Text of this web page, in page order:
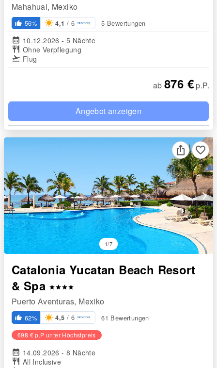
Mahahual, Mexiko
thumb_up_alt 56% 4,1 / 6 5 Bewertungen
calendar_month 10.12.2026 - 5 Nächte
restaurant Ohne Verpflegung
flight_takeoff Flug
ab 876 € p.P.
Angebot anzeigen
arrow_forward_ios
1/7
favorite_border
Catalonia Yucatan Beach Resort
& Spa
starstarstarstar
Puerto Aventuras, Mexiko
thumb_up_alt 62% 4,5 / 6 61 Bewertungen
698 € p.P unter Höchstpreis
calendar_month 14.09.2026 - 8 Nächte
restaurant All Inclusive